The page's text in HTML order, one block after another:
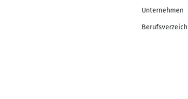
Unternehmen